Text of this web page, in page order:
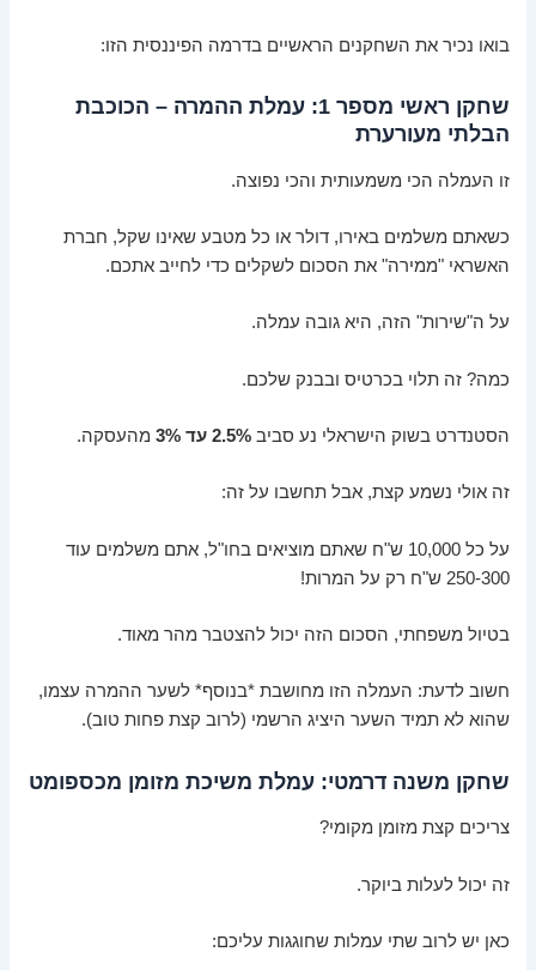
בואו נכיר את השחקנים הראשיים בדרמה הפיננסית הזו:
שחקן ראשי מספר 1: עמלת ההמרה – הכוכבת
הבלתי מעורערת
זו העמלה הכי משמעותית והכי נפוצה.
כשאתם משלמים באירו, דולר או כל מטבע שאינו שקל, חברת
האשראי "ממירה" את הסכום לשקלים כדי לחייב אתכם.
על ה"שירות" הזה, היא גובה עמלה.
כמה? זה תלוי בכרטיס ובבנק שלכם.
הסטנדרט בשוק הישראלי נע סביב2.5% עד 3% מהעסקה.
זה אולי נשמע קצת, אבל תחשבו על זה:
על כל 10,000 ש"ח שאתם מוציאים בחו"ל, אתם משלמים עוד
250-300 ש"ח רק על המרות!
בטיול משפחתי, הסכום הזה יכול להצטבר מהר מאוד.
חשוב לדעת: העמלה הזו מחושבת *בנוסף* לשער ההמרה עצמו,
שהוא לא תמיד השער היציג הרשמי (לרוב קצת פחות טוב).
שחקן משנה דרמטי: עמלת משיכת מזומן מכספומט
צריכים קצת מזומן מקומי?
זה יכול לעלות ביוקר.
כאן יש לרוב שתי עמלות שחוגגות עליכם: